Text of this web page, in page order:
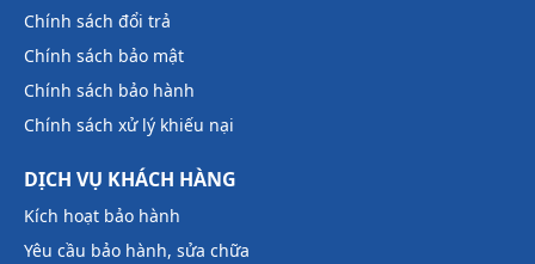
Chính sách đổi trả
Chính sách bảo mật
Chính sách bảo hành
Chính sách xử lý khiếu nại
DỊCH VỤ KHÁCH HÀNG
Kích hoạt bảo hành
Yêu cầu bảo hành, sửa chữa